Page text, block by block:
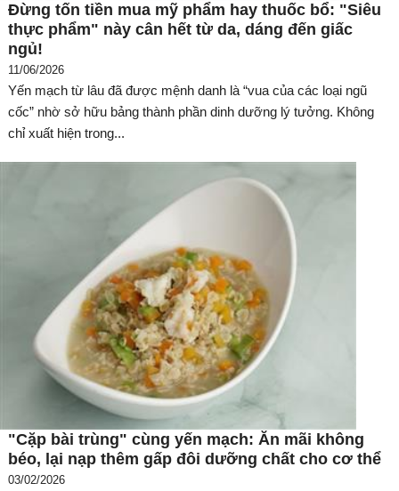
Đừng tốn tiền mua mỹ phẩm hay thuốc bổ: "Siêu
thực phẩm" này cân hết từ da, dáng đến giấc
ngủ!
11/06/2026
Yến mạch từ lâu đã được mệnh danh là “vua của các loại ngũ
cốc” nhờ sở hữu bảng thành phần dinh dưỡng lý tưởng. Không
chỉ xuất hiện trong...
"Cặp bài trùng" cùng yến mạch: Ăn mãi không
béo, lại nạp thêm gấp đôi dưỡng chất cho cơ thể
03/02/2026